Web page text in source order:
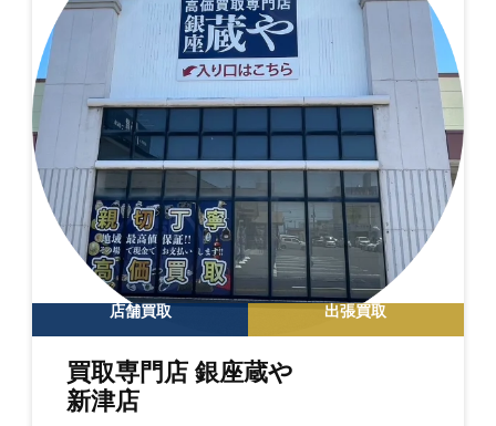
店舗買取 出張買取
買取専門店 銀座蔵や
新津店